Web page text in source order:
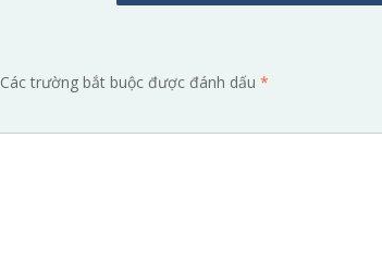
Các trường bắt buộc được đánh dấu *